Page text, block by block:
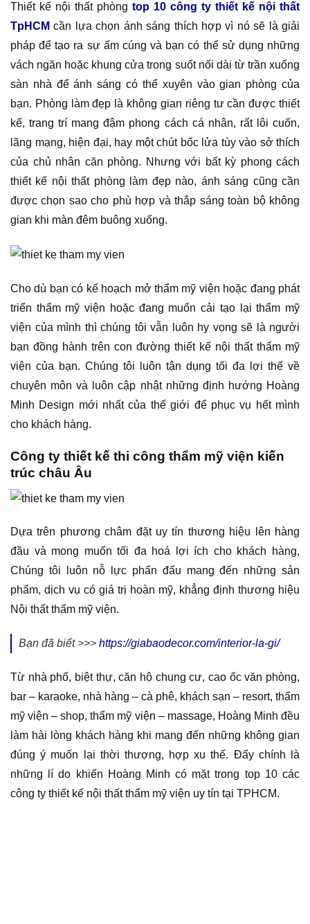
Thiết kế nội thất phòng top 10 công ty thiết kế nội thất
TpHCM cần lựa chọn ánh sáng thích hợp vì nó sẽ là giải
pháp để tạo ra sự ấm cúng và bạn có thể sử dụng những
vách ngăn hoặc khung cửa trong suốt nối dài từ trần xuống
sàn nhà để ánh sáng có thể xuyên vào gian phòng của
bạn. Phòng làm đẹp là không gian riêng tư cần được thiết
kế, trang trí mang đậm phong cách cá nhân, rất lôi cuốn,
lãng mạng, hiện đại, hay một chút bốc lửa tùy vào sở thích
của chủ nhân căn phòng. Nhưng với bất kỳ phong cách
thiết kế nội thất phòng làm đẹp nào, ánh sáng cũng cần
được chọn sao cho phù hợp và thắp sáng toàn bộ không
gian khi màn đêm buông xuống.
Cho dù bạn có kế hoạch mở thẩm mỹ viện hoặc đang phát
triển thẩm mỹ viện hoặc đang muốn cải tạo lại thẩm mỹ
viện của mình thì chúng tôi vẫn luôn hy vọng sẽ là người
bạn đồng hành trên con đường thiết kế nội thất thẩm mỹ
viện của bạn. Chúng tôi luôn tận dụng tối đa lợi thế về
chuyên môn và luôn cập nhật những định hướng Hoàng
Minh Design mới nhất của thế giới để phục vụ hết mình
cho khách hàng.
Công ty thiết kế thi công thẩm mỹ viện kiến
trúc châu Âu
Dựa trên phương châm đặt uy tín thương hiệu lên hàng
đầu và mong muốn tối đa hoá lợi ích cho khách hàng,
Chúng tôi luôn nỗ lực phấn đấu mang đến những sản
phẩm, dịch vụ có giá trị hoàn mỹ, khẳng định thương hiệu
Nội thất thẩm mỹ viện.
Bạn đã biết >>> https://giabaodecor.com/interior-la-gi/
Từ nhà phố, biệt thự, căn hộ chung cư, cao ốc văn phòng,
bar – karaoke, nhà hàng – cà phê, khách sạn – resort, thẩm
mỹ viện – shop, thẩm mỹ viện – massage, Hoàng Minh đều
làm hài lòng khách hàng khi mang đến những không gian
đúng ý muốn lại thời thượng, hợp xu thế. Đấy chính là
những lí do khiến Hoàng Minh có mặt trong top 10 các
công ty thiết kế nội thất thẩm mỹ viện uy tín tại TPHCM.